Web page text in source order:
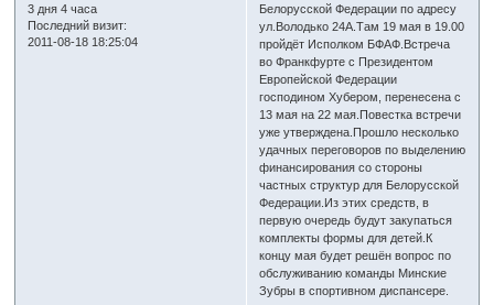
3 дня 4 часа
Последний визит:
2011-08-18 18:25:04
Белорусской Федерации по адресу
ул.Володько 24А.Там 19 мая в 19.00
пройдёт Исполком БФАФ.Встреча
во Франкфурте с Президентом
Европейской Федерации
господином Хубером, перенесена с
13 мая на 22 мая.Повестка встречи
уже утверждена.Прошло несколько
удачных переговоров по выделению
финансирования со стороны
частных структур для Белорусской
Федерации.Из этих средств, в
первую очередь будут закупаться
комплекты формы для детей.К
концу мая будет решён вопрос по
обслуживанию команды Минские
Зубры в спортивном диспансере.